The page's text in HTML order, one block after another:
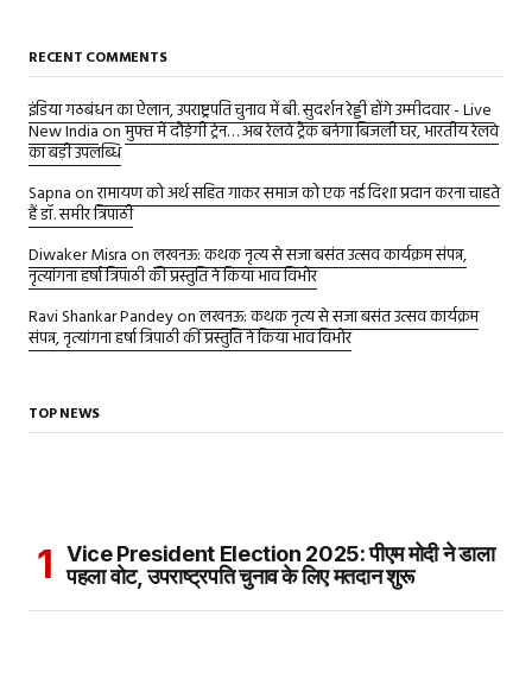
RECENT COMMENTS
इंडिया गठबंधन का ऐलान, उपराष्ट्रपति चुनाव में बी. सुदर्शन रेड्डी होंगे उम्मीदवार - Live
New Indiaonमुफ्त में दौड़ेगी ट्रेन… अब रेलवे ट्रैक बनेगा बिजली घर, भारतीय रेलवे
का बड़ी उपलब्धि
Sapnaonरामायण को अर्थ सहित गाकर समाज को एक नई दिशा प्रदान करना चाहते
हैं डॉ. समीर त्रिपाठी
Diwaker Misraonलखनऊ: कथक नृत्य से सजा बसंत उत्सव कार्यक्रम संपन्न,
नृत्यांगना हर्षा त्रिपाठी की प्रस्तुति ने किया भाव विभोर
Ravi Shankar Pandeyonलखनऊ: कथक नृत्य से सजा बसंत उत्सव कार्यक्रम
संपन्न, नृत्यांगना हर्षा त्रिपाठी की प्रस्तुति ने किया भाव विभोर
TOP NEWS
Vice President Election 2025: पीएम मोदी ने डाला
पहला वोट, उपराष्ट्रपति चुनाव के लिए मतदान शुरू